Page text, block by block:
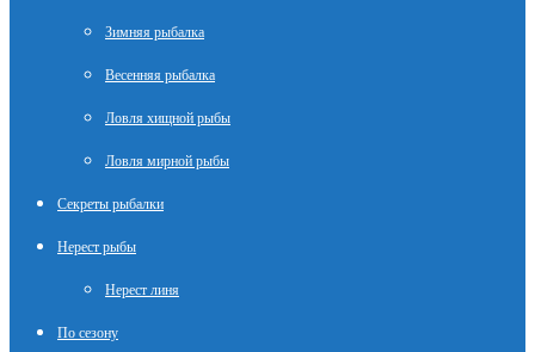
Зимняя рыбалка
Весенняя рыбалка
Ловля хищной рыбы
Ловля мирной рыбы
Секреты рыбалки
Нерест рыбы
Нерест линя
По сезону